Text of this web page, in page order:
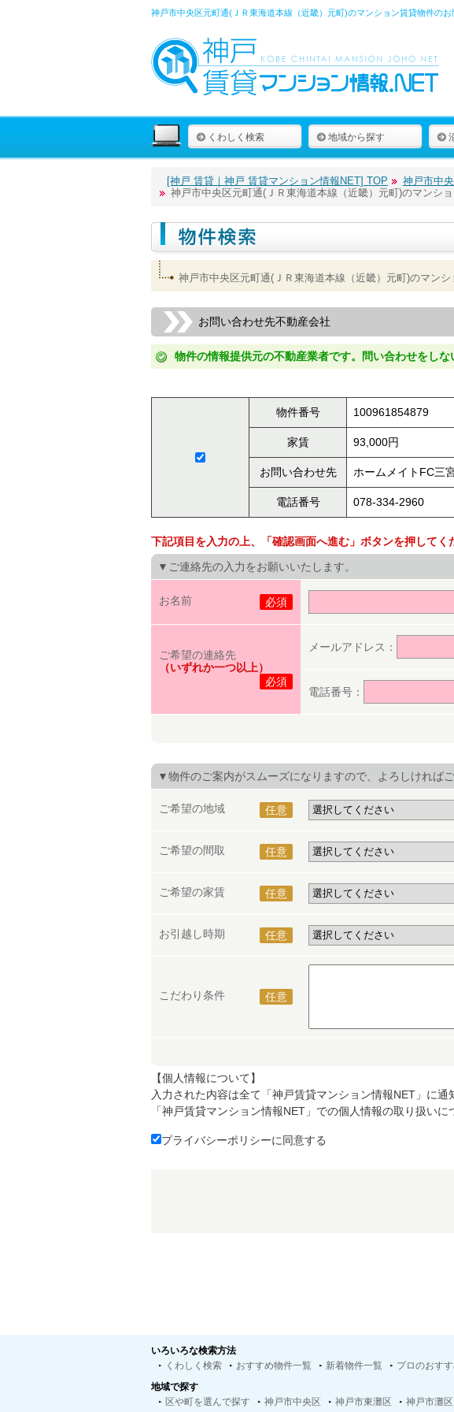
神戸市中央区元町通(ＪＲ東海道本線（近畿）元町)のマンション賃貸物件の
くわしく検索 地域から探す
[神戸 賃貸｜神戸 賃貸マンション情報NET] TOP 神戸市中
神戸市中央区元町通(ＪＲ東海道本線（近畿）元町)のマンシ
神戸市中央区元町通(ＪＲ東海道本線（近畿）元町)のマン
お問い合わせ先不動産会社
物件の情報提供元の不動産業者です。問い合わせをしな
物件番号 100961854879
家賃 93,000円
お問い合わせ先 ホームメイトFC三
電話番号 078-334-2960
下記項目を入力の上、「確認画面へ進む」ボタンを押してく
▼ご連絡先の入力をお願いいたします。
お名前 必須
ご希望の連絡先
（いずれか一つ以上）
必須
メールアドレス：
電話番号：
▼物件のご案内がスムーズになりますので、よろしければ
ご希望の地域 任意
ご希望の間取 任意
ご希望の家賃 任意
お引越し時期 任意
こだわり条件 任意
【個人情報について】
入力された内容は全て「神戸賃貸マンション情報NET」に通
「神戸賃貸マンション情報NET」での個人情報の取り扱いに
プライバシーポリシーに同意する
いろいろな検索方法
くわしく検索
おすすめ物件一覧 新着物件一覧
プロのおす
地域で探す
区や町を選んで探す
神戸市中央区 神戸市東灘区 神戸市灘区